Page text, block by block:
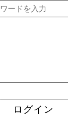
ログイン